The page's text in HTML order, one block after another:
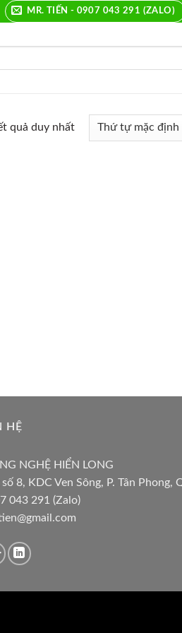
MR. TIẾN - 0907 043 291 (ZALO)
quả duy nhất
HỆ
NGHỆ HIỂN LONG
8, KDC Ven Sông, P. Tân Phong,
043 291 (Zalo)